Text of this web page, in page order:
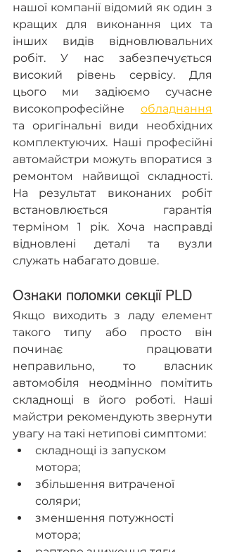
нашої компанії відомий як один з
кращих для виконання цих та
інших видів відновлювальних
робіт. У нас забезпечується
високий рівень сервісу. Для
цього ми задіюємо сучасне
високопрофесійне обладнання
та оригінальні види необхідних
комплектуючих. Наші професійні
автомайстри можуть впоратися з
ремонтом найвищої складності.
На результат виконаних робіт
встановлюється гарантія
терміном 1 рік. Хоча насправді
відновлені деталі та вузли
служать набагато довше.
Ознаки поломки секції PLD
Якщо виходить з ладу елемент
такого типу або просто він
починає працювати
неправильно, то власник
автомобіля неодмінно помітить
складнощі в його роботі. Наші
майстри рекомендують звернути
увагу на такі нетипові симптоми:
складнощі із запуском
мотора;
збільшення витраченої
соляри;
зменшення потужності
мотора;